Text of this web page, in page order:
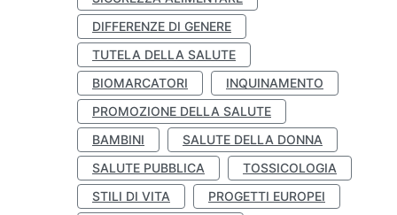
DIFFERENZE DI GENERE
TUTELA DELLA SALUTE
BIOMARCATORI
INQUINAMENTO
PROMOZIONE DELLA SALUTE
BAMBINI
SALUTE DELLA DONNA
SALUTE PUBBLICA
TOSSICOLOGIA
STILI DI VITA
PROGETTI EUROPEI